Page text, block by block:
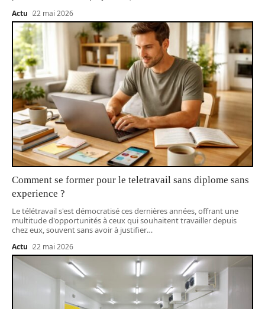
Actu 22 mai 2026
Comment se former pour le teletravail sans diplome sans
experience ?
Le télétravail s'est démocratisé ces dernières années, offrant une
multitude d'opportunités à ceux qui souhaitent travailler depuis
chez eux, souvent sans avoir à justifier…
Actu 22 mai 2026